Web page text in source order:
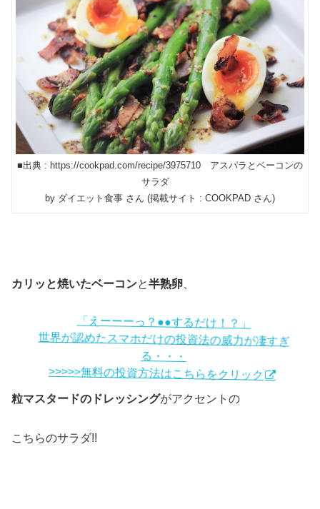
■出典 : https://cookpad.com/recipe/3975710 アスパラとベーコンの
サラダ
by ダイエット食事 さん (掲載サイト : COOKPAD さん)
カリッと焼いたベーコンと半熟卵
「えーーーっ？●●するだけ！？」
世界が認めたスマホだけの投資法の威力が凄すぎ
る・・・
>>>>>無料の投資方法はこちらをクリック
粒マスタードのドレッシングがアクセントの
こちらのサラダ!!